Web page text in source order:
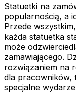
Statuetki na
popularnością, a
Przede
każda statuetka
może
zamawiającego.
rozwiązaniem na
dla pracowników,
specjalne